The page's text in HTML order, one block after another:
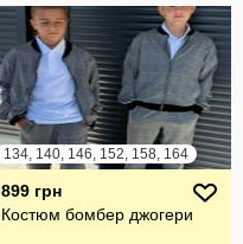
134, 140, 146, 152, 158, 164
899 грн
Костюм бомбер джогери